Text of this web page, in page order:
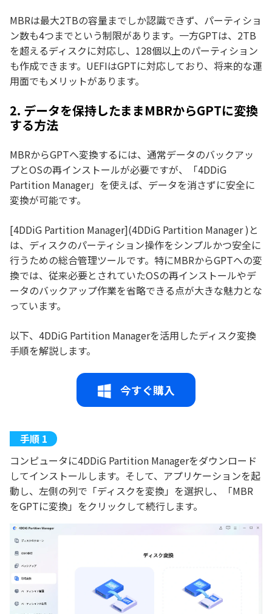
MBRは最大2TBの容量までしか認識できず、パーティショ
ン数も4つまでという制限があります。一方GPTは、2TB
を超えるディスクに対応し、128個以上のパーティション
も作成できます。UEFIはGPTに対応しており、将来的な運
用面でもメリットがあります。
2. データを保持したままMBRからGPTに変換
する方法
MBRからGPTへ変換するには、通常データのバックアッ
プとOSの再インストールが必要ですが、「4DDiG
Partition Manager」を使えば、データを消さずに安全に
変換が可能です。
[4DDiG Partition Manager](4DDiG Partition Manager )と
は、ディスクのパーティション操作をシンプルかつ安全に
行うための総合管理ツールです。特にMBRからGPTへの変
換では、従来必要とされていたOSの再インストールやデ
ータのバックアップ作業を省略できる点が大きな魅力とな
っています。
以下、4DDiG Partition Managerを活用したディスク変換
手順を解説します。
今すぐ購入
コンピュータに4DDiG Partition Managerをダウンロード
してインストールします。そして、アプリケーションを起
動し、左側の列で「ディスクを変換」を選択し、「MBR
をGPTに変換」をクリックして続行します。